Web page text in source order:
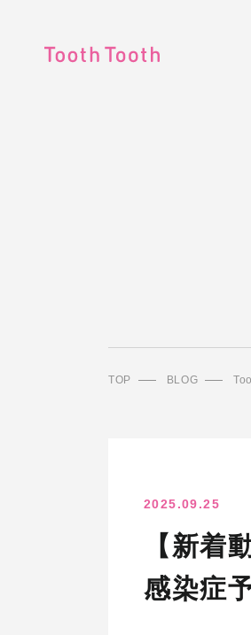
TOP BLOG
2025.09.25
【新
感染症